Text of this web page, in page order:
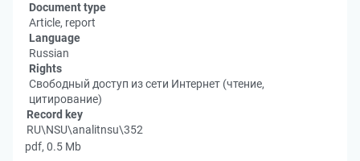
Document type
Article, report
Language
Russian
Rights
Свободный доступ из сети Интернет (чтение,
цитирование)
Record key
RU\NSU\analitnsu\352
pdf, 0.5 Mb